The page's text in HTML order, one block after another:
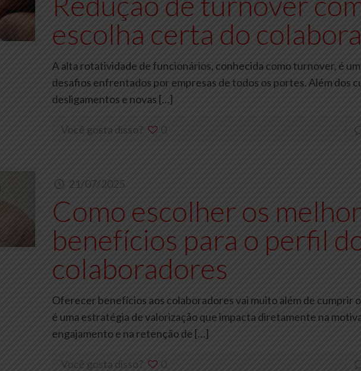
escolha certa do
A alta rotatividade de funcionários, conhecida como turnover, é
desafios enfrentados por empresas de todos os portes. Além dos
desligamentos e novas […]
Você gosta disso? 0
21/07/2025
Como escolher os
benefícios para o perfil
colaboradores
Oferecer benefícios aos colaboradores vai muito além de cumprir
é uma estratégia de valorização que impacta diretamente na
engajamento e na retenção de […]
Você gosta disso? 0